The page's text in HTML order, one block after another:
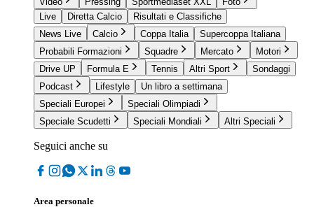
Live
Diretta Calcio
Risultati e Classifiche
News Live
Calcio Coppa Italia
Supercoppa Italiana
Probabili Formazioni
Squadre Mercato
Motori
Drive UP
Formula E Tennis Altri Sport
Sondaggi
Podcast
Lifestyle
Un libro a settimana
Speciali Europei
Speciali Olimpiadi
Speciale Scudetti
Speciali Mondiali Altri Speciali
Seguici anche su
Area personale